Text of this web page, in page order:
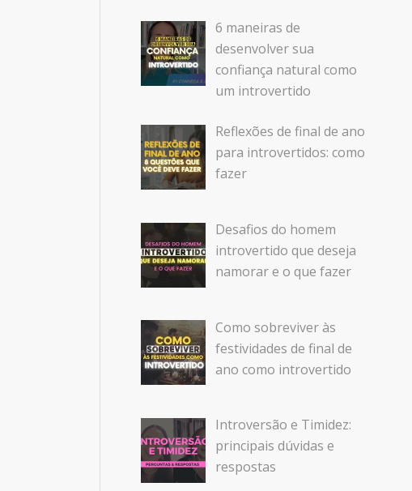
6 maneiras de
desenvolver sua
confiança natural como
um introvertido
Reflexões de final de ano
para introvertidos: como
fazer
Desafios do homem
introvertido que deseja
namorar e o que fazer
Como sobreviver às
festividades de final de
ano como introvertido
Introversão e Timidez:
principais dúvidas e
respostas